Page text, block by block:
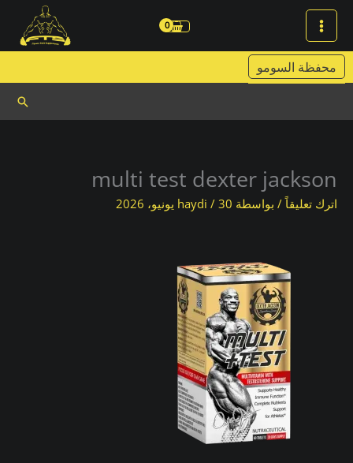
تخطي
المحتوى
محفظة السومو
multi test dexter jackson
اترك تعليقاً / بواسطة haydi / 30 يونيو، 2026